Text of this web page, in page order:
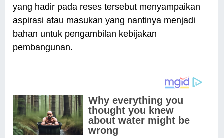
yang hadir pada reses tersebut menyampaikan
aspirasi atau masukan yang nantinya menjadi
bahan untuk pengambilan kebijakan
pembangunan.